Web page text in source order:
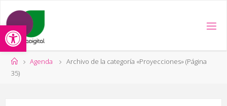
Abrir barra de herramientas
contenido
Página
de
Agenda Archivo de la categoría «Proyecciones»(Página
35)